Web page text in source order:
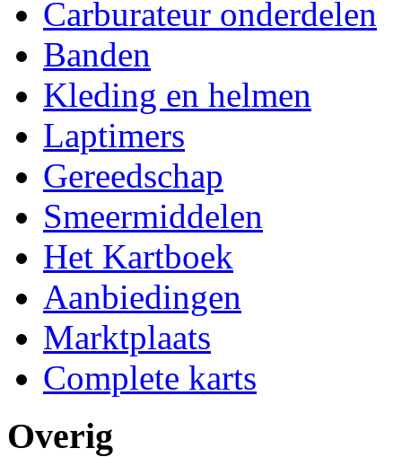
Carburateur onderdelen
Banden
Kleding en helmen
Laptimers
Gereedschap
Smeermiddelen
Het Kartboek
Aanbiedingen
Marktplaats
Complete karts
Overig